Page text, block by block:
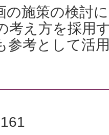
の施策の検討
考え方を採用
参考として活